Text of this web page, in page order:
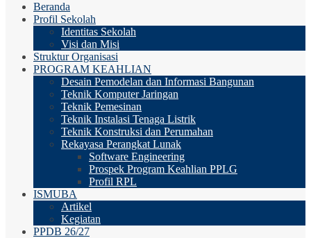
Beranda
Profil Sekolah
Identitas Sekolah
Visi dan Misi
Struktur Organisasi
PROGRAM KEAHLIAN
Desain Pemodelan dan Informasi Bangunan
Teknik Komputer Jaringan
Teknik Pemesinan
Teknik Instalasi Tenaga Listrik
Teknik Konstruksi dan Perumahan
Rekayasa Perangkat Lunak
Software Engineering
Prospek Program Keahlian PPLG
Profil RPL
ISMUBA
Artikel
Kegiatan
PPDB 26/27